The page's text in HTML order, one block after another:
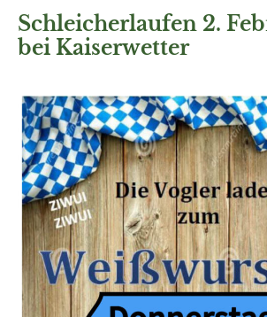
Schleicherlaufen 2.
bei Kaiserwetter